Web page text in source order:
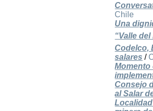
Chile
Una
“Valle
Codelco,
salares /
Momento
Consejo
al Salar